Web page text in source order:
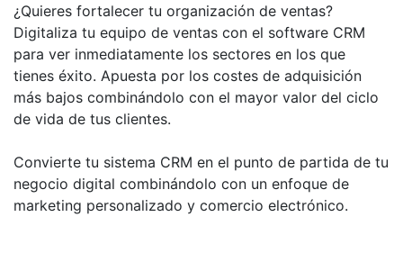
¿Quieres fortalecer tu organización de ventas?
Digitaliza tu equipo de ventas con el software CRM
para ver inmediatamente los sectores en los que
tienes éxito. Apuesta por los costes de adquisición
más bajos combinándolo con el mayor valor del ciclo
de vida de tus clientes.
Convierte tu sistema CRM en el punto de partida de tu
negocio digital combinándolo con un enfoque de
marketing personalizado y comercio electrónico.